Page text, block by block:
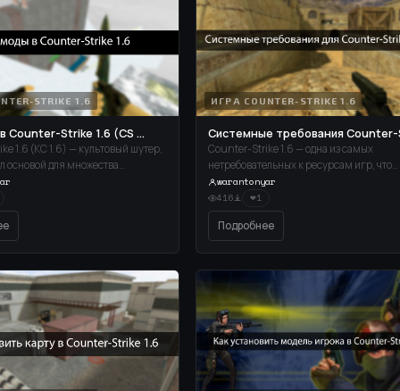
STRIKE 1.6
Counter-Strike 1.6 (CS ...
1.6 (КС 1.6) — культовый шутер,
основой для множества
Благодаря открытому движку
создавали различные игровые
стандартный геймплей в
ИГРА COUNTER-STRIKE 1.6
Системные требования Counter-
Counter-Strike 1.6 — одна из самых
нетребовательных к ресурсам игр, что
позволяет запускать её даже на старых
компьютерах.
warantonyar
416
❤1
Подробнее